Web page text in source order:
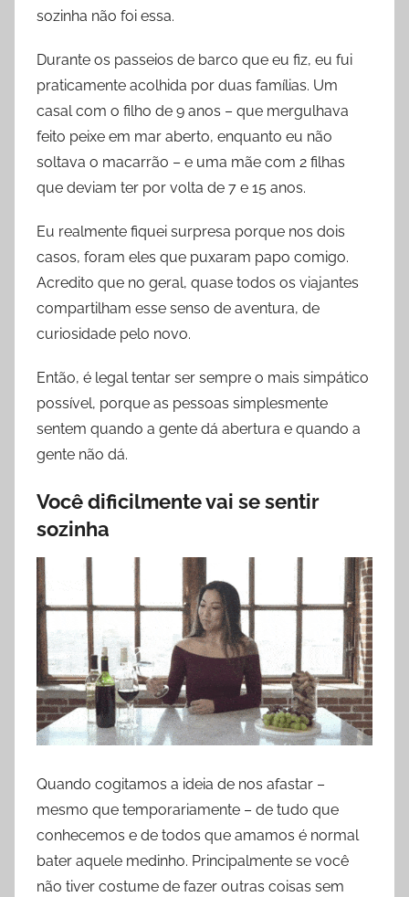
sozinha não foi essa.
Durante os passeios de barco que eu fiz, eu fui
praticamente acolhida por duas famílias. Um
casal com o filho de 9 anos – que mergulhava
feito peixe em mar aberto, enquanto eu não
soltava o macarrão – e uma mãe com 2 filhas
que deviam ter por volta de 7 e 15 anos.
Eu realmente fiquei surpresa porque nos dois
casos, foram eles que puxaram papo comigo.
Acredito que no geral, quase todos os viajantes
compartilham esse senso de aventura, de
curiosidade pelo novo.
Então, é legal tentar ser sempre o mais simpático
possível, porque as pessoas simplesmente
sentem quando a gente dá abertura e quando a
gente não dá.
Você dificilmente vai se sentir
sozinha
Quando cogitamos a ideia de nos afastar –
mesmo que temporariamente – de tudo que
conhecemos e de todos que amamos é normal
bater aquele medinho. Principalmente se você
não tiver costume de fazer outras coisas sem